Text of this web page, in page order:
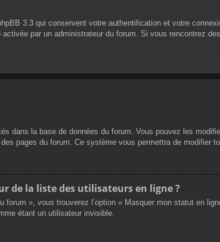
3.3 qui conservent votre authentification et votre
par un administrateur du forum. Si vous rencontrez
dans la base de données du forum. Vous pouvez les
pages du forum. Ce système vous permettra de modifier
de la liste des utilisateurs en ligne ?
forum », vous trouverez l’option « Masquer mon statut en
étant un utilisateur invisible.